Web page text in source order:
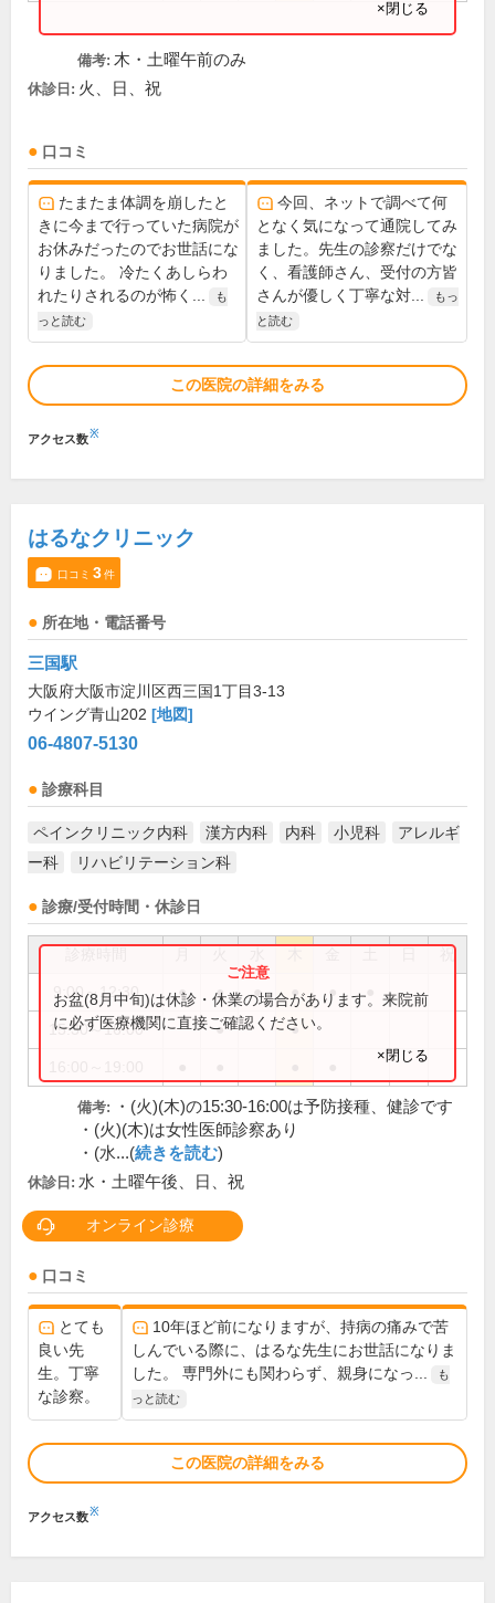
×閉じる
備考: 木・土曜午前のみ
休診日: 火、日、祝
口コミ
たまたま体調を崩したと
きに今まで行っていた病院が
お休みだったのでお世話にな
りました。 冷たくあしらわ
れたりされるのが怖く...
も
っと読む
今回、ネットで調べて何
となく気になって通院してみ
ました。先生の診察だけでな
く、看護師さん、受付の方皆
さんが優しく丁寧な対...
もっ
と読む
この医院の詳細をみる
アクセス数※
はるなクリニック
口コミ 3件
所在地・電話番号
三国駅
大阪府大阪市淀川区西三国1丁目3-13
ウイング青山202 [地図]
06-4807-5130
診療科目
ペインクリニック内科 漢方内科 内科 小児科
アレルギ
ー科
リハビリテーション科
診療/受付時間・休診日
祝
9:00～12:30 ● ● ● ● ●
15:30～16:00 ● ●
お盆(8月中旬)は休診・休業の場合があります。来院前
に必ず医療機関に直接ご確認ください。
×閉じる
備考:
・(火)(木)の15:30-16:00は予防接種、健診です
・(火)(木)は女性医師診察あり
・(水...(続きを読む)
休診日: 水・土曜午後、日、祝
オンライン診療
口コミ
とても
良い先
生。丁寧
な診察。
10年ほど前になりますが、持病の痛みで苦
しんでいる際に、はるな先生にお世話になりま
した。 専門外にも関わらず、親身になっ...
も
っと読む
この医院の詳細をみる
アクセス数※